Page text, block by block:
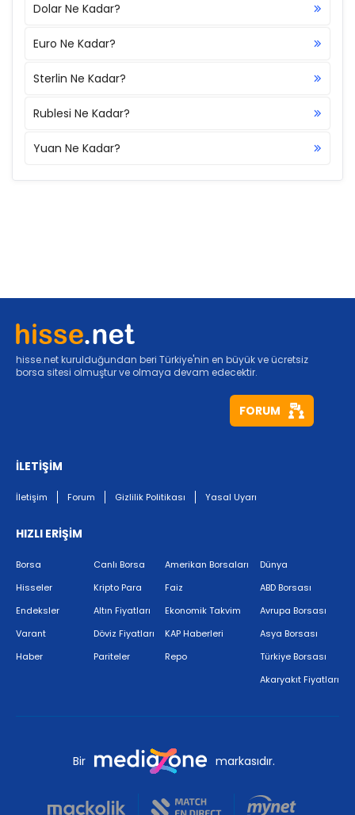
Dolar Ne Kadar?
Euro Ne Kadar?
Sterlin Ne Kadar?
Rublesi Ne Kadar?
Yuan Ne Kadar?
hisse.net kurulduğundan beri Türkiye'nin en büyük ve ücretsiz
borsa sitesi olmuştur ve olmaya devam edecektir.
FORUM
İLETİŞİM
İletişim Forum Gizlilik Politikası Yasal Uyarı
HIZLI ERİŞİM
Borsa
Hisseler
Endeksler
Varant
Haber
Canlı Borsa
Kripto Para
Altın Fiyatları
Döviz Fiyatları
Pariteler
Amerikan Borsaları
Faiz
Ekonomik Takvim
KAP Haberleri
Repo
Dünya
ABD Borsası
Avrupa Borsası
Asya Borsası
Türkiye Borsası
Akaryakıt Fiyatları
Bir markasıdır.